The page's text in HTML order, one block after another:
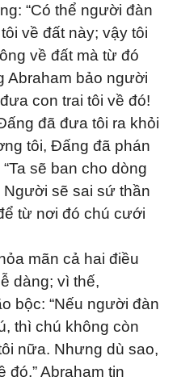
“Có thể người đàn
về đất này; vậy tôi
về đất mà từ đó
Abraham bảo người
con trai tôi về đó!
đã đưa tôi ra khỏi
tôi, Đấng đã phán
sẽ ban cho dòng
Người sẽ sai sứ thần
từ nơi đó chú cưới
mãn cả hai điều
dàng; vì thế,
bộc: “Nếu người đàn
thì chú không còn
nữa. Nhưng dù sao,
Abraham tin